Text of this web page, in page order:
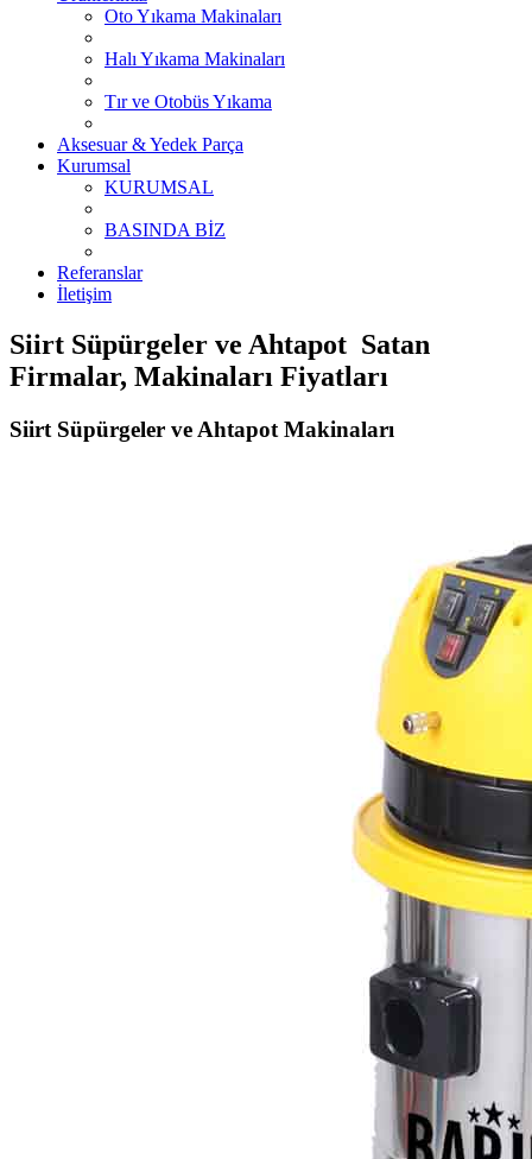
Oto Yıkama Makinaları
Halı Yıkama Makinaları
Tır ve Otobüs Yıkama
Aksesuar & Yedek Parça
Kurumsal
KURUMSAL
BASINDA BİZ
Referanslar
İletişim
Siirt Süpürgeler ve Ahtapot Satan
Firmalar, Makinaları Fiyatları
Siirt Süpürgeler ve Ahtapot Makinaları